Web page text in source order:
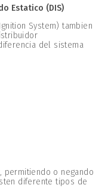
Estatico (DIS)
System) tambien
del sistema
permitiendo o negando
diferente tipos de